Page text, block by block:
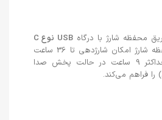
USB نوع C
شارژ می‌شود. این محفظه شارژ امکان شارژدهی تا 36 ساعت
(با محفظه شارژ) و حداکثر 9 ساعت در حالت پخش صدا
فراهم می‌کند.